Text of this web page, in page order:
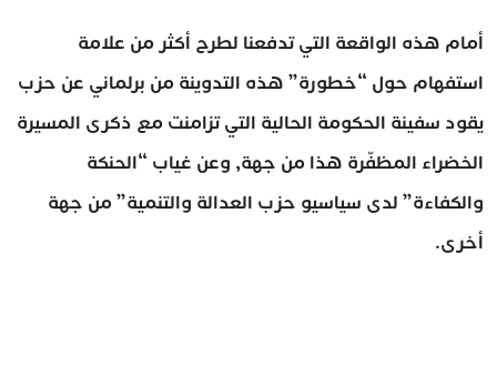
أمام هذه الواقعة التي تدفعنا لطرح أكثر من علامة
استفهام حول “خطورة” هذه التدوينة من برلماني عن حزب
يقود سفينة الحكومة الحالية التي تزامنت مع ذكرى المسيرة
الخضراء المظفّرة هذا من جهة, وعن غياب “الحنكة
والكفاءة” لدى سياسيو حزب العدالة والتنمية” من جهة
أخرى.